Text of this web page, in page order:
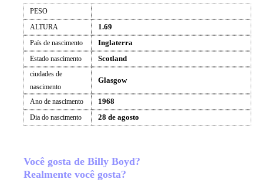
PESO
ALTURA
1.69
País de nascimento Inglaterra
Estado nascimento Scotland
ciudades de
nascimento
Glasgow
Ano de nascimento 1968
Dia do nascimento 28 de agosto
Você gosta de Billy Boyd?
Realmente você gosta?